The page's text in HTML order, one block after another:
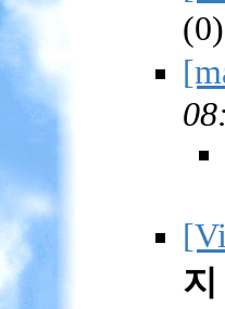
(0)
지